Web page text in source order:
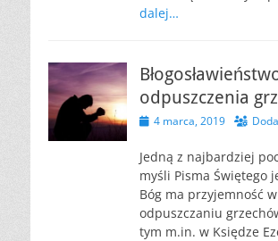
dalej…
odpuszczenia
Opublikowano
4 marca, 2019
Jedną z najbardziej
myśli Pisma Świętego
Bóg ma przyjemność w
odpuszczaniu
tym m.in. w Księdze